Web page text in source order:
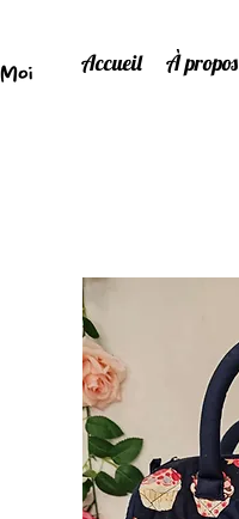
Accueil
À propos